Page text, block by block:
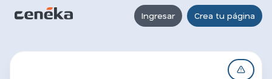
Ingresar Crea tu página